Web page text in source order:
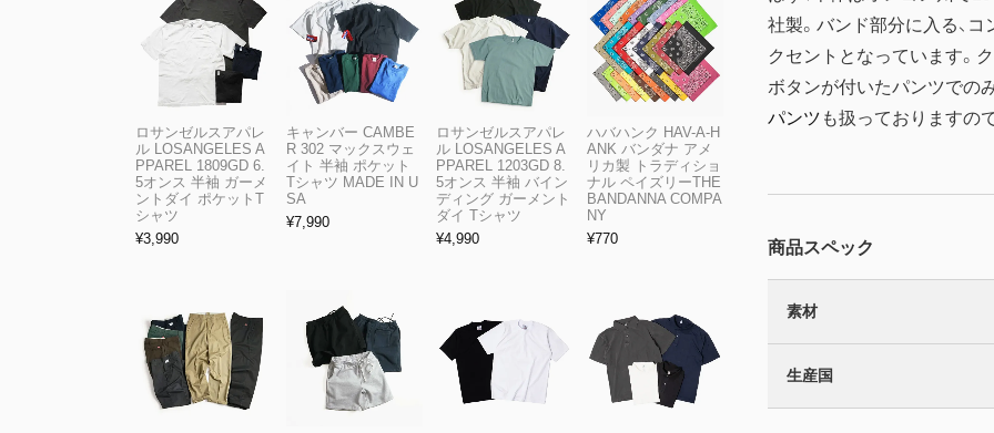
社製。バンド部分に入る、
クセントとなっています。
ボタンが付いたパンツでの
パンツ も扱っておりますの
商品スペック
素材
生産国
ロサンゼルスアパレ
ル LOSANGELES A
PPAREL 1809GD 6.
5オンス 半袖 ガーメ
ントダイ ポケットT
シャツ
¥3,990
キャンバー CAMBE
R 302 マックスウェ
イト 半袖 ポケット
Tシャツ MADE IN U
SA
¥7,990
ロサンゼルスアパレ
ル LOSANGELES A
PPAREL 1203GD 8.
5オンス 半袖 バイン
ディング ガーメント
ダイ Tシャツ
¥4,990
ハバハンク HAV-A-H
ANK バンダナ アメ
リカ製 トラディショ
ナル ペイズリーTHE
BANDANNA COMPA
NY
¥770